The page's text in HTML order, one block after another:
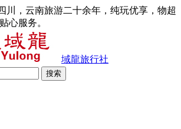
川，云南旅游二十余年，纯玩优享，物超
心服务。
域龍旅行社
搜索